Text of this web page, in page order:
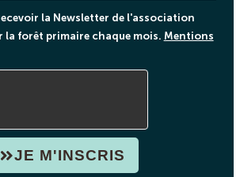
la Newsletter de l'association
la forêt primaire chaque mois. Mentions
JE M'INSCRIS